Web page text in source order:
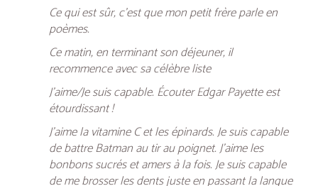
Ce qui est sûr, c’est que mon petit frère parle en
poèmes.
Ce matin, en terminant son déjeuner, il
recommence avec sa célèbre liste
J’aime/Je suis capable. Écouter Edgar Payette est
étourdissant !
J’aime la vitamine C et les épinards. Je suis capable
de battre Batman au tir au poignet. J’aime les
bonbons sucrés et amers à la fois. Je suis capable
de me brosser les dents juste en passant la langue